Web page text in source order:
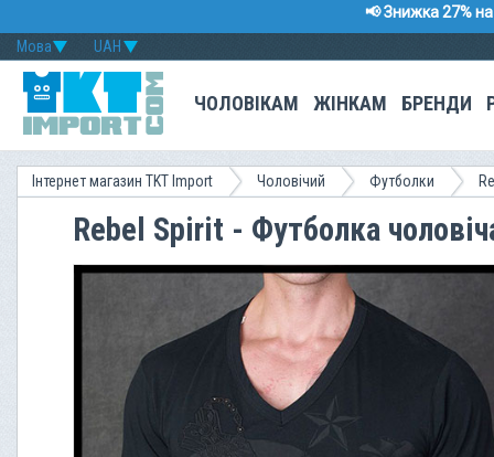
📢 Знижка 27%
UAH
Мова
ЧОЛОВІКАМ ЖІНКАМ БРЕНДИ
Інтернет магазин TKT Import Чоловічий Футболки
Rebel Spirit - Футболка